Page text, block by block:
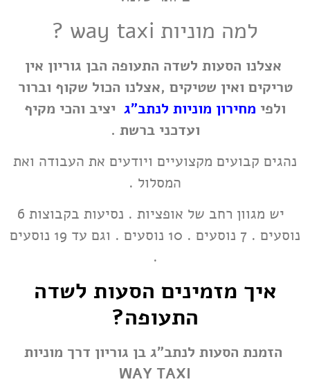
למה מוניות way taxi ?
אצלנו הסעות לשדה התעופה הבן גוריון אין
טריקים ואין שטיקים ,אצלנו הכול שקוף וברור
ולפי מחירון מוניות לנתב"ג יציב והכי מקיף
ועדכני ברשת .
נהגים קבועים מקצועיים ויודעים את העבודה ואת
המסלול .
יש מגוון רחב של אופציות . נסיעות בקבוצות 6
נוסעים . 7 נוסעים . 10 נוסעים . וגם עד 19 נוסעים
.
איך מזמינים הסעות לשדה
התעופה?
הזמנת הסעות לנתב"ג בן גוריון דרך מוניות
WAY TAXI